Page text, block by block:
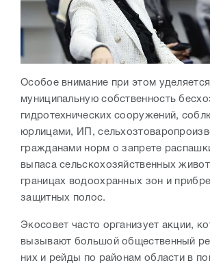
Особое внимание при этом
муниципальную собственность
гидротехнических сооружений,
юрлицами, ИП,
гражданами норм о запрете
выпаса сельскохозяйственных
границах водоохранных зон и
защитных полос.
Экосовет часто организует акции,
вызывают большой общественный
них и рейды по районам области в